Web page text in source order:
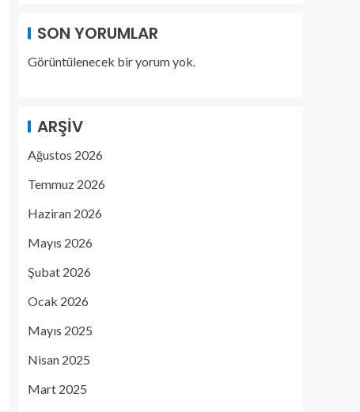
SON YORUMLAR
Görüntülenecek bir yorum yok.
ARŞIV
Ağustos 2026
Temmuz 2026
Haziran 2026
Mayıs 2026
Şubat 2026
Ocak 2026
Mayıs 2025
Nisan 2025
Mart 2025